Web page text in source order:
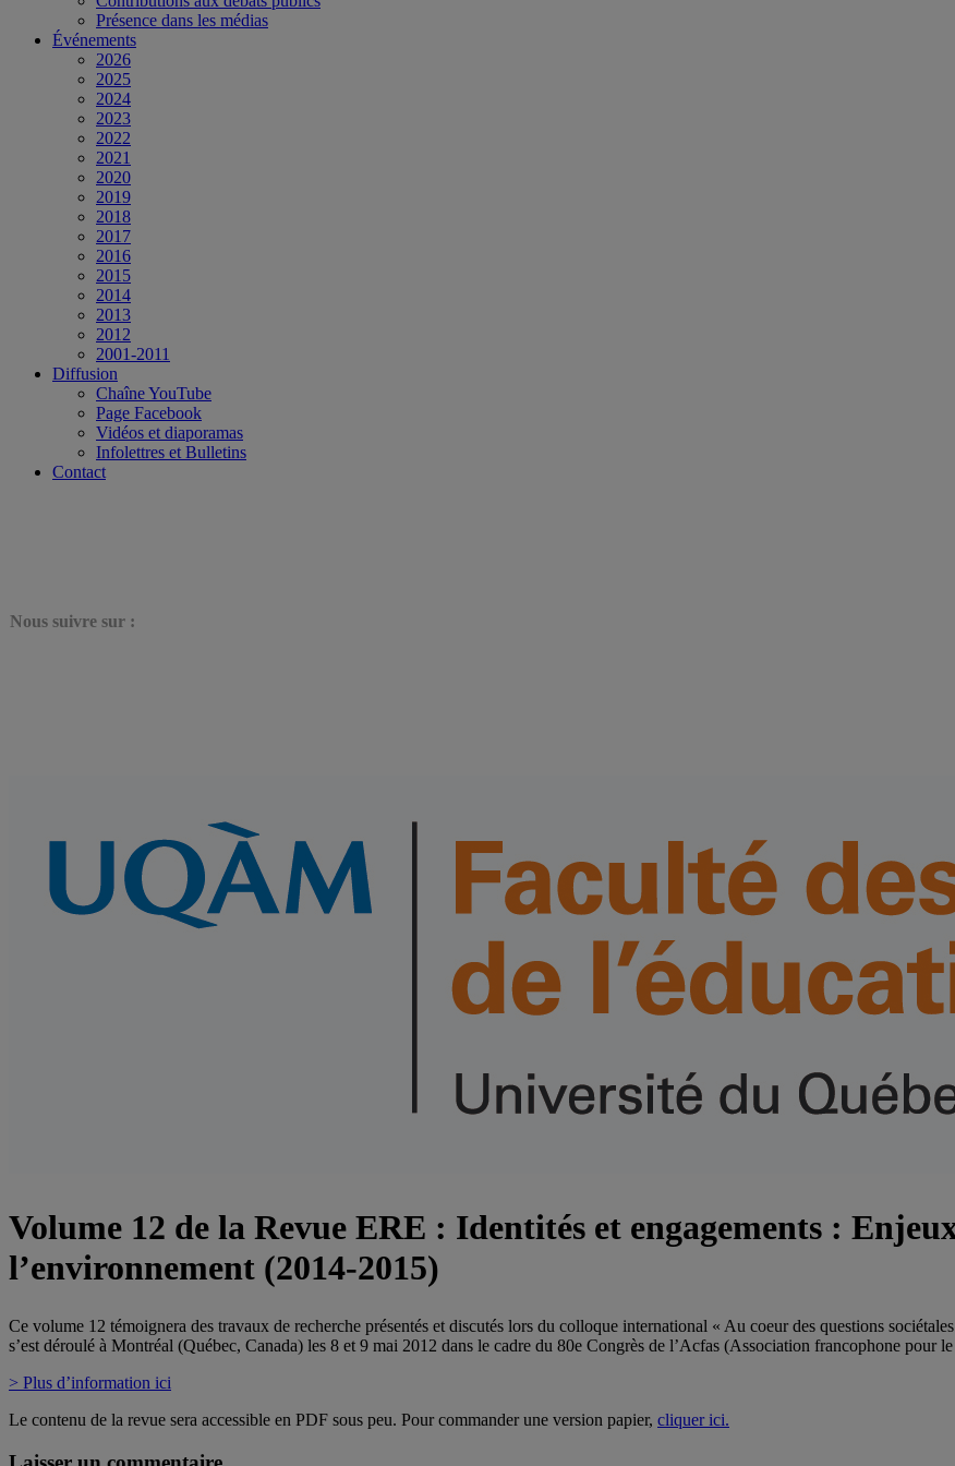
Présence dans les médias
Événements
2026
2025
2024
2023
2022
2021
2020
2019
2018
2017
2016
2015
2014
2013
2012
2001-2011
Diffusion
Chaîne YouTube
Page Facebook
Vidéos et diaporamas
Infolettres et Bulletins
Contact
Nous suivre sur :
Volume 12 de la Revue ERE : Identités et engagements :
l’environnement (2014-2015)
Ce volume 12 témoignera des travaux de recherche présentés et discutés lors du colloque international « Au coeur des questions
s’est déroulé à Montréal (Québec, Canada) les 8 et 9 mai 2012 dans le cadre du 80e Congrès de l’Acfas (Association francophone pour
> Plus d’information ici
Le contenu de la revue sera accessible en PDF sous peu. Pour commander une version papier, cliquer ici.